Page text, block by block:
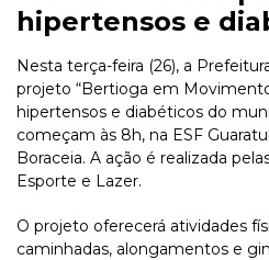
hipertensos e
Nesta terça-feira (26), a
projeto “Bertioga em
hipertensos e diabéticos do
começam às 8h, na ESF
Boraceia. A ação é realizada
Esporte e Lazer.
O projeto oferecerá atividades
caminhadas, alongamentos e